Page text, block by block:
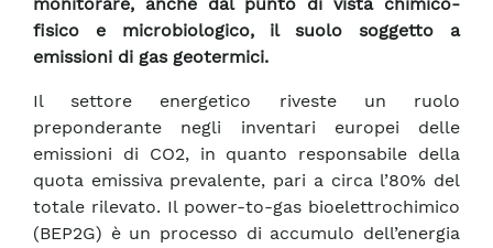
monitorare, anche dal punto di vista chimico-
fisico e microbiologico, il suolo soggetto a
emissioni di gas geotermici.
Il settore energetico riveste un ruolo
preponderante negli inventari europei delle
emissioni di CO2, in quanto responsabile della
quota emissiva prevalente, pari a circa l’80% del
totale rilevato. Il power-to-gas bioelettrochimico
(BEP2G) è un processo di accumulo dell’energia